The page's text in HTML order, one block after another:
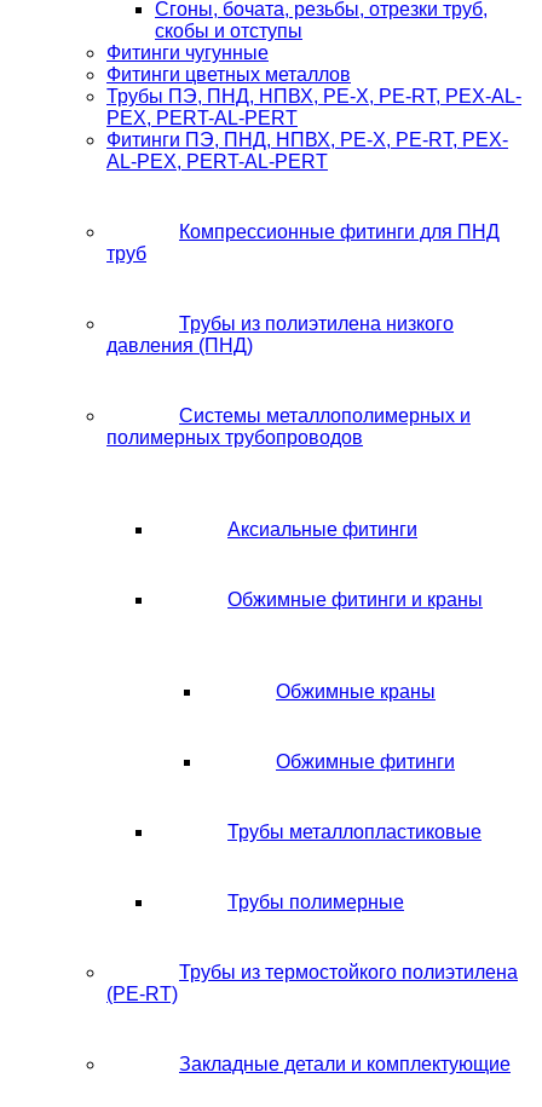
Сгоны, бочата, резьбы, отрезки труб,
скобы и отступы
Фитинги чугунные
Фитинги цветных металлов
Трубы ПЭ, ПНД, НПВХ, PE-X, PE-RT, PEX-AL-
PEX, PERT-AL-PERT
Фитинги ПЭ, ПНД, НПВХ, PE-X, PE-RT, PEX-
AL-PEX, PERT-AL-PERT
Компрессионные фитинги для ПНД
труб
Трубы из полиэтилена низкого
давления (ПНД)
Системы металлополимерных и
полимерных трубопроводов
Аксиальные фитинги
Обжимные фитинги и краны
Обжимные краны
Обжимные фитинги
Трубы металлопластиковые
Трубы полимерные
Трубы из термостойкого полиэтилена
(PE-RT)
Закладные детали и комплектующие